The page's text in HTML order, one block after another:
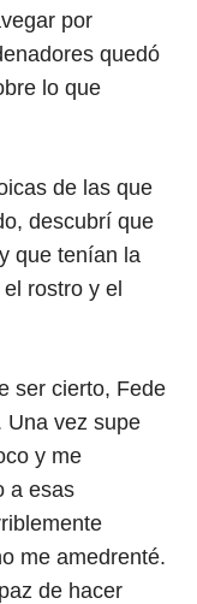
por
quedó
lo que
de las que
descubrí que
que tenían la
rostro y el
ser cierto, Fede
Una vez supe
y me
a esas
me amedrenté.
de hacer